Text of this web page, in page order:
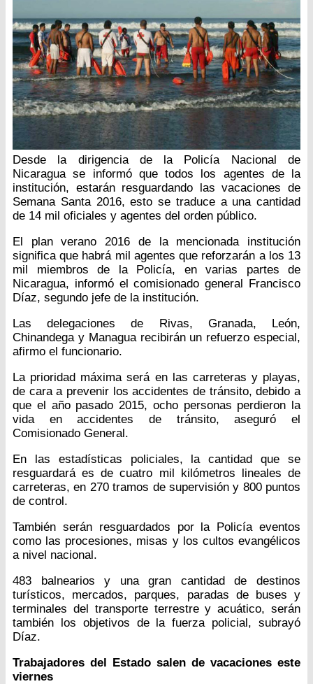
Desde la dirigencia de la Policía Nacional de
Nicaragua se informó que todos los agentes de la
institución, estarán resguardando las vacaciones de
Semana Santa 2016, esto se traduce a una cantidad
de 14 mil oficiales y agentes del orden público.
El plan verano 2016 de la mencionada institución
significa que habrá mil agentes que reforzarán a los 13
mil miembros de la Policía, en varias partes de
Nicaragua, informó el comisionado general Francisco
Díaz, segundo jefe de la institución.
Las delegaciones de Rivas, Granada, León,
Chinandega y Managua recibirán un refuerzo especial,
afirmo el funcionario.
La prioridad máxima será en las carreteras y playas,
de cara a prevenir los accidentes de tránsito, debido a
que el año pasado 2015, ocho personas perdieron la
vida en accidentes de tránsito, aseguró el
Comisionado General.
En las estadísticas policiales, la cantidad que se
resguardará es de cuatro mil kilómetros lineales de
carreteras, en 270 tramos de supervisión y 800 puntos
de control.
También serán resguardados por la Policía eventos
como las procesiones, misas y los cultos evangélicos
a nivel nacional.
483 balnearios y una gran cantidad de destinos
turísticos, mercados, parques, paradas de buses y
terminales del transporte terrestre y acuático, serán
también los objetivos de la fuerza policial, subrayó
Díaz.
Trabajadores del Estado salen de vacaciones este
viernes